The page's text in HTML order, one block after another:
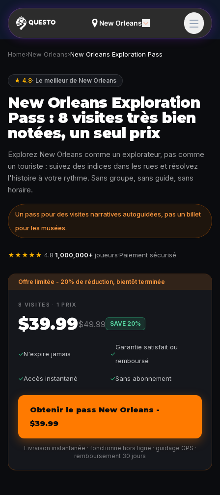
New Orleans
Home›New Orleans›New Orleans Exploration Pass
★ 4.8· Le meilleur de New Orleans
New Orleans Exploration
Pass : 8 visites très bien
notées, un seul prix
Explorez New Orleans comme un explorateur, pas comme
un touriste : suivez des indices dans les rues et résolvez
l'histoire à votre rythme. Sans groupe, sans guide, sans
horaire.
Un pass pour des visites narratives autoguidées, pas un billet
pour les musées.
★★★★★ 4.8·1,000,000+ joueurs·Paiement sécurisé
Offre limitée - 20% de réduction, bientôt terminée
8 VISITES · 1 PRIX
$39.99$49.99 SAVE 20%
✓N'expire jamais ✓
Garantie satisfait ou
remboursé
✓Accès instantané ✓Sans abonnement
Obtenir le pass New Orleans -
$39.99
Livraison instantanée · fonctionne hors ligne · guidage GPS ·
remboursement 30 jours